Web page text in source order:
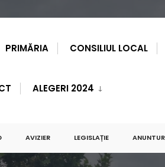
PRIMĂRIA CONSILIUL LOCAL
ALEGERI 2024
AVIZIER LEGISLAȚIE